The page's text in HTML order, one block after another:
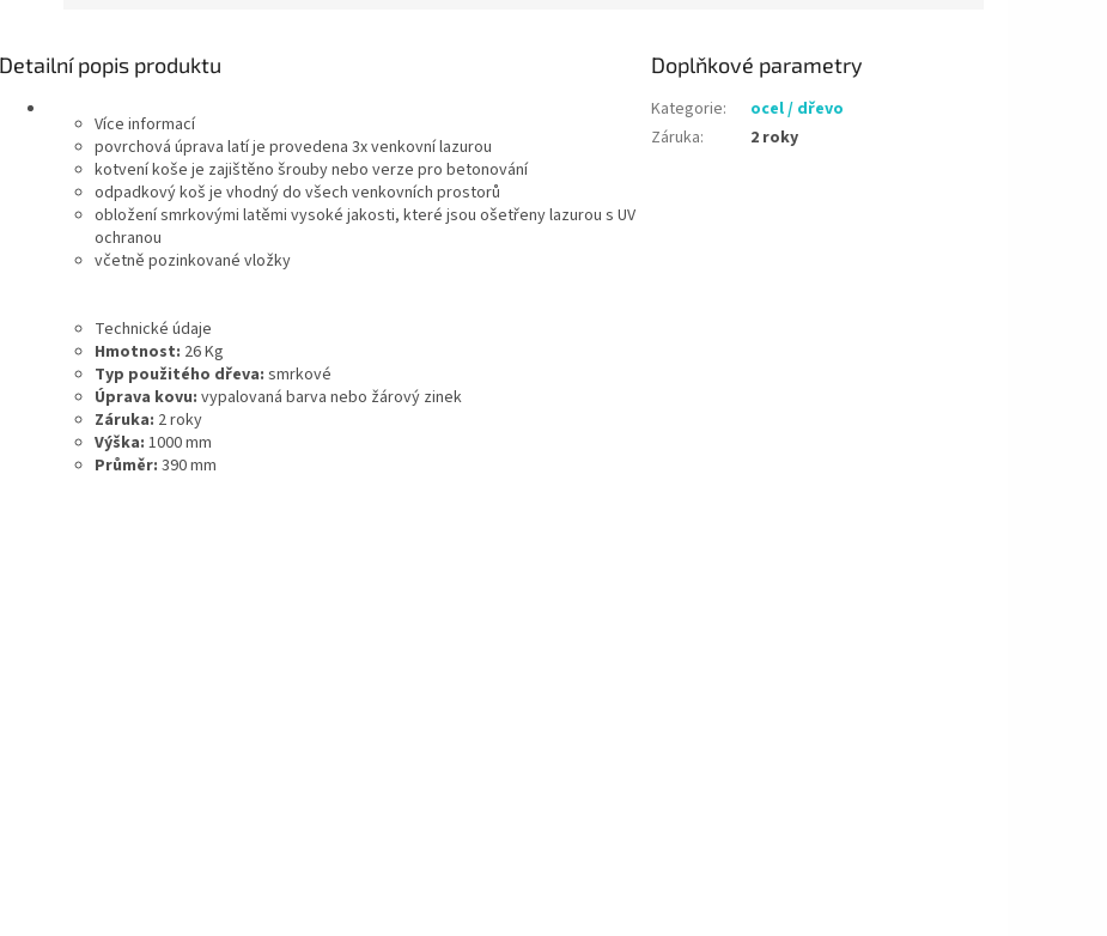
Detailní popis produktu
Více informací
povrchová úprava latí je provedena 3x venkovní lazurou
kotvení koše je zajištěno šrouby nebo verze pro betonování
odpadkový koš je vhodný do všech venkovních prostorů
obložení smrkovými latěmi vysoké jakosti, které jsou ošetřeny lazurou s UV
ochranou
včetně pozinkované vložky
Technické údaje
Hmotnost: 26 Kg
Typ použitého dřeva: smrkové
Úprava kovu: vypalovaná barva nebo žárový zinek
Záruka: 2 roky
Výška: 1000 mm
Průměr: 390 mm
Doplňkové parametry
Kategorie:
ocel / dřevo
Záruka: 2 roky